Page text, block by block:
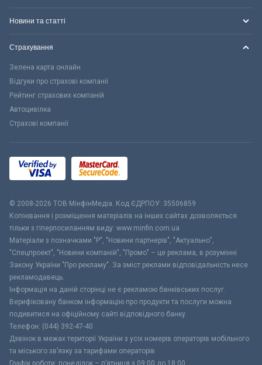
Новини та статті
Страхування
Зелена карта онлайн
Відгуки про страхові компанії
Рейтинг страхових компаній
Автоцивілка
Страхові компанії
© 2008-2026 ТОВ МiнфiнМедiа. Код ЄДРПОУ: 35506859
Копіювання і розміщення матеріалів на інших сайтах дозволяється
тільки з гіперпосиланням виду: www.minfin.com.ua
Матеріали з позначками "Р", "Новини партнерів", "Актуально",
"Спецпроект", "Новини компаній", "Промо" – це реклама, в розумінні
Закону України "Про рекламу". За зміст реклами відповідальність несе
рекламодавець.
Інформація на даній сторінці не є рекламою банківських послуг.
Верифіковану банком інформацію про продукти та послуги можна
подивитися на офіційному сайті відповідного банку.
Телефон: (044) 392-47-40
Дзвінок в межах території України з усіх номерів операторів мобільного
та міського зв’язку за тарифами операторів
Графік роботи: понеділок – п’ятниця з 09:00 до 18:00